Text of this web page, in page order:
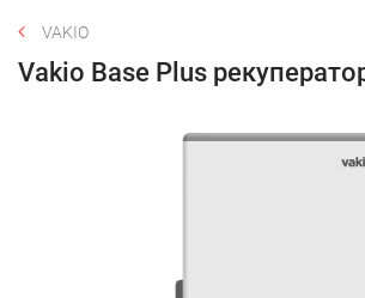
VAKIO
Vakio Base Plus